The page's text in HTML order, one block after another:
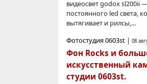
видеосвет godox sl200ii
постоянного led света,
вытягивает и рилсы,...
Фотостудия 0603st | 08
Фон Rocks и
искусственный
студии 0603st.